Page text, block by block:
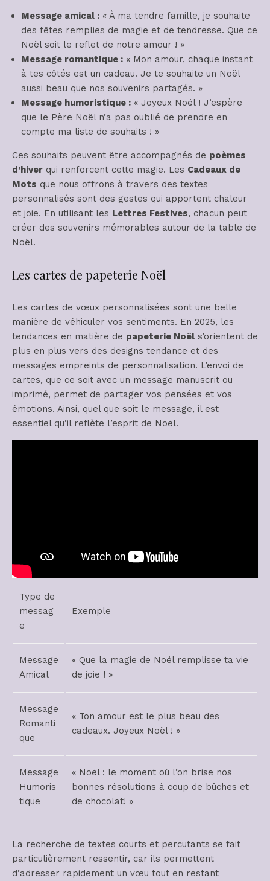
Message amical : « À ma tendre famille, je souhaite
des fêtes remplies de magie et de tendresse. Que ce
Noël soit le reflet de notre amour ! »
Message romantique : « Mon amour, chaque instant
à tes côtés est un cadeau. Je te souhaite un Noël
aussi beau que nos souvenirs partagés. »
Message humoristique : « Joyeux Noël ! J’espère
que le Père Noël n’a pas oublié de prendre en
compte ma liste de souhaits ! »
Ces souhaits peuvent être accompagnés de poèmes
d’hiver qui renforcent cette magie. Les Cadeaux de
Mots que nous offrons à travers des textes
personnalisés sont des gestes qui apportent chaleur
et joie. En utilisant les Lettres Festives, chacun peut
créer des souvenirs mémorables autour de la table de
Noël.
Les cartes de papeterie Noël
Les cartes de vœux personnalisées sont une belle
manière de véhiculer vos sentiments. En 2025, les
tendances en matière de papeterie Noël s’orientent de
plus en plus vers des designs tendance et des
messages empreints de personnalisation. L’envoi de
cartes, que ce soit avec un message manuscrit ou
imprimé, permet de partager vos pensées et vos
émotions. Ainsi, quel que soit le message, il est
essentiel qu’il reflète l’esprit de Noël.
Type de
messag
e
Exemple
Message
Amical
« Que la magie de Noël remplisse ta vie
de joie ! »
Message
Romanti
que
« Ton amour est le plus beau des
cadeaux. Joyeux Noël ! »
Message
Humoris
tique
« Noël : le moment où l’on brise nos
bonnes résolutions à coup de bûches et
de chocolat! »
La recherche de textes courts et percutants se fait
particulièrement ressentir, car ils permettent
d’adresser rapidement un vœu tout en restant